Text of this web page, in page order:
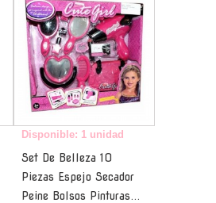
Disponible: 1 unidad
Set De Belleza 10
Piezas Espejo Secador
Peine Bolsos Pinturas...